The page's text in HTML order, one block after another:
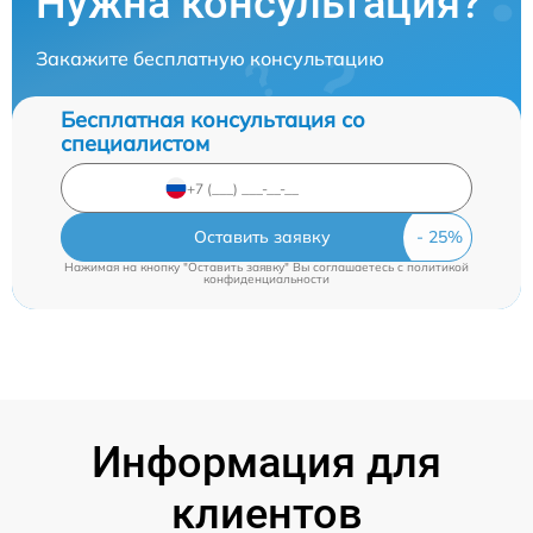
Закажите бесплатную консультацию
Бесплатная консультация со
специалистом
Оставить заявку
Нажимая на кнопку "Оставить заявку" Вы соглашаетесь cполитикой
конфиденциальности
Информация для
клиентов